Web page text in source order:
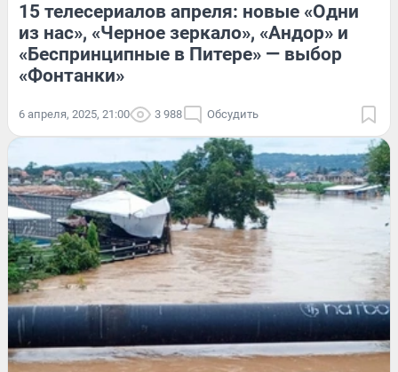
15 телесериалов апреля: новые «Одни
из нас», «Черное зеркало», «Андор» и
«Беспринципные в Питере» — выбор
«Фонтанки»
6 апреля, 2025, 21:00 3 988 Обсудить